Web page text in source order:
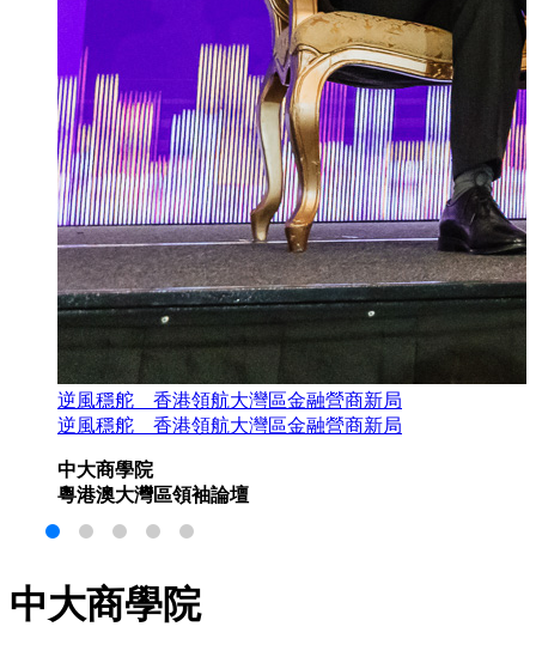
逆風穩舵 香港領航大灣區金融營商新局
逆風穩舵 香港領航大灣區金融營商新局
中大商學院
粵港澳大灣區領袖論壇
中大商學院